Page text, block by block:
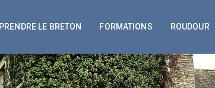
LE BRETON FORMATIONS ROUDOUR